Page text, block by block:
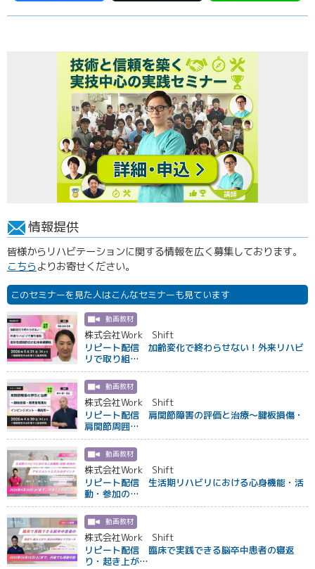
情報提供
皆様からリハビテーションに関する情報を広く募集しております。
こちらよりお寄せください。
このセミナーを見た人はこんなセミナーも見ています
動画教材
株式会社Work Shift
リピート配信 加齢変化で終わらせない！外来リハビ
リで取り組…
動画教材
株式会社Work Shift
リピート配信 肩関節障害の評価と治療〜腱板損傷・
肩関節周囲…
動画教材
株式会社Work Shift
リピート配信 生活期リハビリにおける心身機能・活
動・参加の…
動画教材
株式会社Work Shift
リピート配信 臨床で実践できる脳卒中患者の寝返
り・起き上が…